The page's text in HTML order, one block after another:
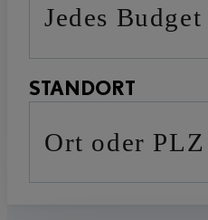
Jedes Budget
STANDORT
Ort oder PLZ